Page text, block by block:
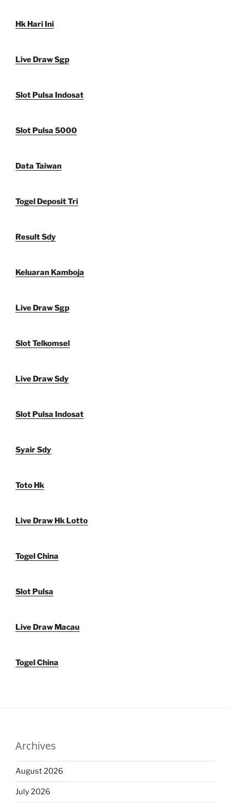
Hk Hari Ini
Live Draw Sgp
Slot Pulsa Indosat
Slot Pulsa 5000
Data Taiwan
Togel Deposit Tri
Result Sdy
Keluaran Kamboja
Live Draw Sgp
Slot Telkomsel
Live Draw Sdy
Slot Pulsa Indosat
Syair Sdy
Toto Hk
Live Draw Hk Lotto
Togel China
Slot Pulsa
Live Draw Macau
Togel China
Archives
August 2026
July 2026